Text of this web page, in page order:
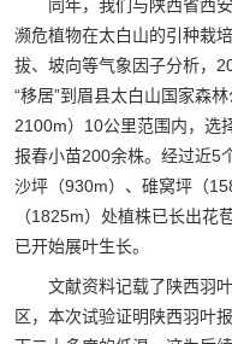
同年，我们与陕西省西
濒危植物在太白山的引种栽
拔、坡向等气象因子分析，
“移居”到眉县太白山国家森
2100m）10公里范围内，选
报春小苗200余株。经过近5
沙坪（930m）、碓窝坪（
（1825m）处植株已长出花
已开始展叶生长。
文献资料记载了陕西羽
区，本次试验证明陕西羽叶